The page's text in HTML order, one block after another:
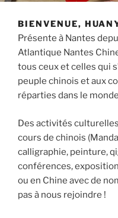
BIENVENUE,
Présente à Nantes
Atlantique Nantes
tous ceux et celles qui
peuple chinois et aux
réparties dans le
Des activités
cours de chinois
calligraphie, peinture,
conférences,
ou en Chine avec de
pas à nous rejoindre !